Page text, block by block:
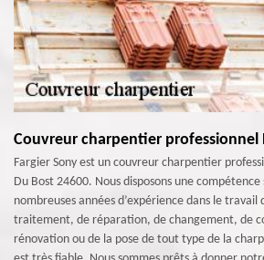
Couvreur charpentier professionnel
Fargier Sony est un couvreur charpentier
Du Bost 24600. Nous disposons une
nombreuses années d’expérience dans le
traitement, de réparation, de changement, de
rénovation ou de la pose de tout type de la